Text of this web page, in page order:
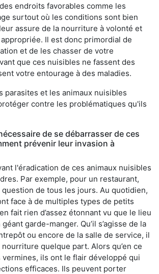
endroits favorables comme les
surtout où les conditions sont bien
assure de la nourriture à volonté et
Il est donc primordial de
et de les chasser de votre
que ces nuisibles ne fassent des
votre entourage à des maladies.
parasites et les animaux nuisibles
contre les problématiques qu'ils
de se débarrasser de ces
prévenir leur invasion à
l'éradication de ces animaux nuisibles
Par exemple, pour un restaurant,
question de tous les jours. Au quotidien,
face à de multiples types de petits
fait rien d’assez étonnant vu que le lieu
garde-manger. Qu’il s’agisse de la
ou encore de la salle de service, il
quelque part. Alors qu’en ce
ils ont le flair développé qui
efficaces. Ils peuvent porter